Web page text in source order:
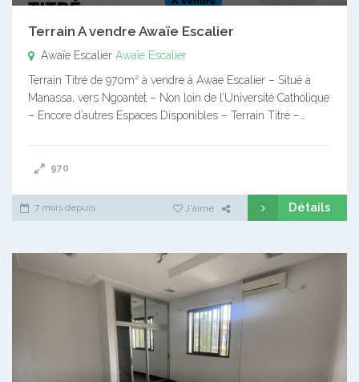
Terrain A vendre Awaïe Escalier
Awaïe Escalier Awaïe Escalier
Terrain Titré de 970m² à vendre à Awae Escalier – Situé à
Manassa, vers Ngoantet – Non loin de l’Université Catholique
– Encore d’autres Espaces Disponibles – Terrain Titré –…
970
7 mois depuis J'aime Détails